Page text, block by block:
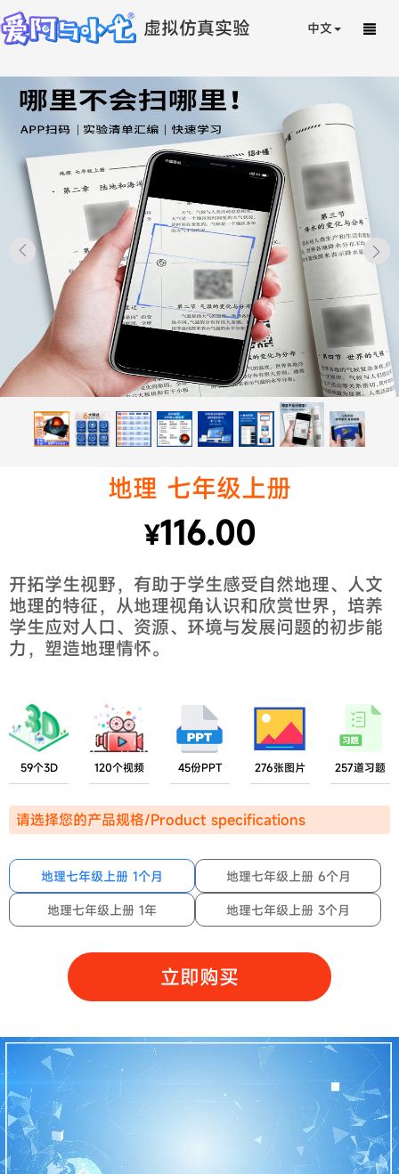
虚拟仿真实验 中文
地理 七年级上册
¥116.00
开拓学生视野，有助于学生感受自然地理、人文
地理的特征，从地理视角认识和欣赏世界，培养
学生应对人口、资源、环境与发展问题的初步能
力，塑造地理情怀。
59个3D 120个视频 45份PPT 276张图片 257道习题
请选择您的产品规格/Product specifications
地理七年级上册 1个月
地理七年级上册 6个月
地理七年级上册 1年
地理七年级上册 3个月
立即购买